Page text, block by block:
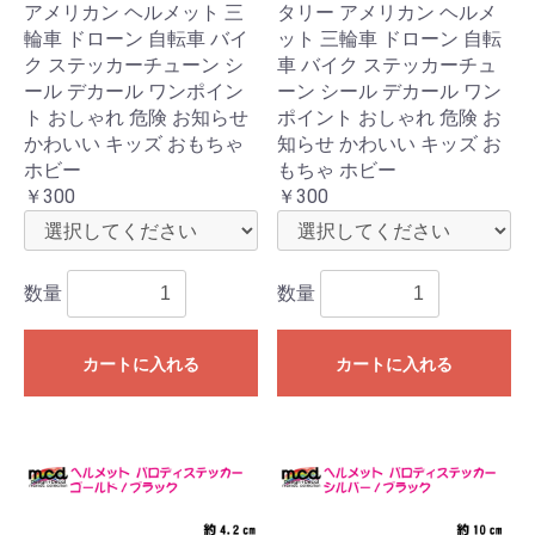
アメリカン ヘルメット 三
輪車 ドローン 自転車 バイ
ク ステッカーチューン シ
ール デカール ワンポイン
ト おしゃれ 危険 お知らせ
かわいい キッズ おもちゃ
ホビー
￥300
数量
カートに入れる
タリー アメリカン ヘルメ
ット 三輪車 ドローン 自転
車 バイク ステッカーチュ
ーン シール デカール ワン
ポイント おしゃれ 危険 お
知らせ かわいい キッズ お
もちゃ ホビー
￥300
数量
カートに入れる